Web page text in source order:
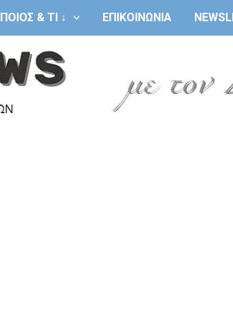
ΠΟΙΟΣ & ΤΙ ↓ ΕΠΙΚΟΙΝΩΝΙΑ